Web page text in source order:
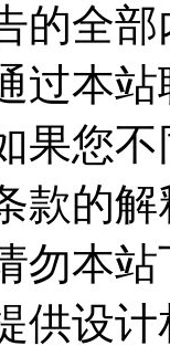
的全
过本
果您
款的
勿本
供设